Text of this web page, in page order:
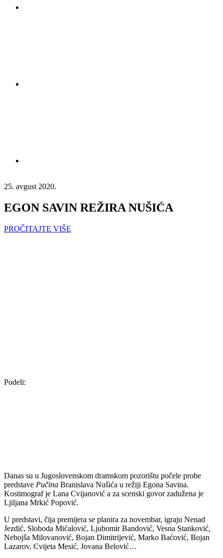
25. avgust 2020.
EGON SAVIN REŽIRA NUŠIĆA
PROČITAJTE VIŠE
Podeli:
Danas su u Jugoslovenskom dramskom pozorištu počele probe
predstave Pučina Branislava Nušića u režiji Egona Savina.
Kostimograf je Lana Cvijanović a za scenski govor zadužena je
Ljiljana Mrkić Popović.
U predstavi, čija premijera se planira za novembar, igraju Nenad
Jezdić, Sloboda Mićalović, Ljubomir Bandović, Vesna Stanković,
Nebojša Milovanović, Bojan Dimitrijević, Marko Baćović, Bojan
Lazarov, Cvijeta Mesić, Jovana Belović…